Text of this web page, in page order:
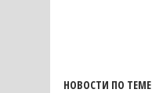
НОВОСТИ ПО ТЕМЕ